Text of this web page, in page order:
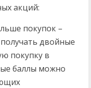
акций:
покупок –
двойные
покупку в
баллы можно